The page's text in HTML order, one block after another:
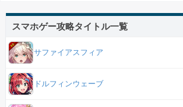
スマホゲー攻略タイトル一覧
サファイアスフィア
ドルフィンウェーブ